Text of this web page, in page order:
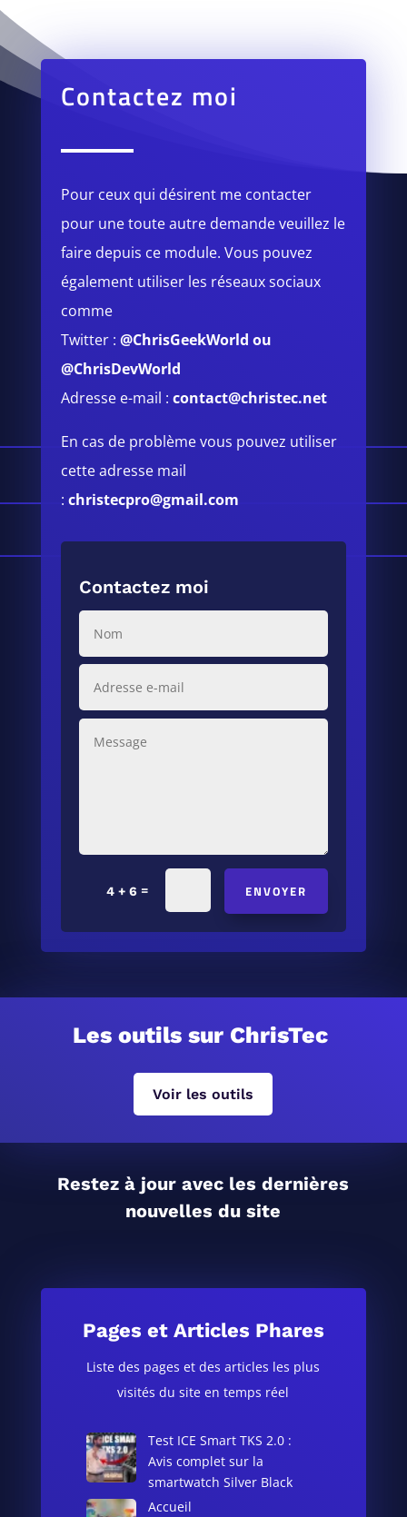
Contactez moi
Pour ceux qui désirent me contacter
pour une toute autre demande veuillez le
faire depuis ce module.Vous pouvez
également utiliser les réseaux sociaux
comme
Twitter :@ChrisGeekWorld ou
@ChrisDevWorld
Adresse e-mail :contact@christec.net
En cas de problème vous pouvez utiliser
cette adresse mail
:christecpro@gmail.com
Contactez moi
4 + 6 = ENVOYER
Les outils sur ChrisTec
Voir les outils
Restez à jour avec les dernières
nouvelles du site
Pages et Articles Phares
Liste des pages et des articles les plus
visités du site en temps réel
Test ICE Smart TKS 2.0 :
Avis complet sur la
smartwatch Silver Black
Accueil